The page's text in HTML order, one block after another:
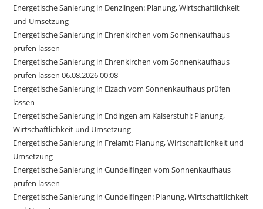
Energetische Sanierung in Denzlingen: Planung, Wirtschaftlichkeit
und Umsetzung
Energetische Sanierung in Ehrenkirchen vom Sonnenkaufhaus
prüfen lassen
Energetische Sanierung in Ehrenkirchen vom Sonnenkaufhaus
prüfen lassen 06.08.2026 00:08
Energetische Sanierung in Elzach vom Sonnenkaufhaus prüfen
lassen
Energetische Sanierung in Endingen am Kaiserstuhl: Planung,
Wirtschaftlichkeit und Umsetzung
Energetische Sanierung in Freiamt: Planung, Wirtschaftlichkeit und
Umsetzung
Energetische Sanierung in Gundelfingen vom Sonnenkaufhaus
prüfen lassen
Energetische Sanierung in Gundelfingen: Planung, Wirtschaftlichkeit